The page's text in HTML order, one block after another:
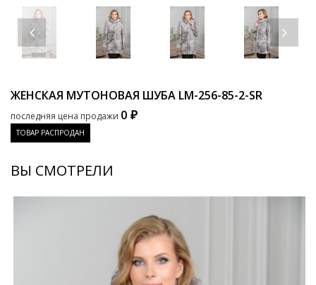
ЖЕНСКАЯ МУТОНОВАЯ ШУБА LM-256-85-2-SR
последняя цена продажи 0 ₽
ТОВАР РАСПРОДАН
ВЫ СМОТРЕЛИ